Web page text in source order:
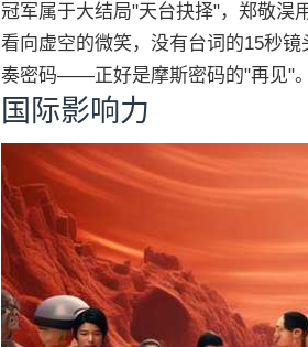
冠军属于大结局"天台抉择"，郑敬淏
看向虚空的微笑，没有台词的15秒
奏密码——正好是摩斯密码的"再见"。
国际影响力